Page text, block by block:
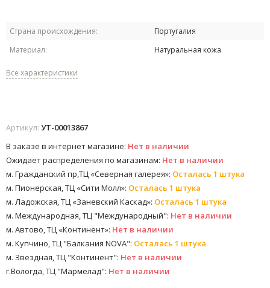
Страна происхождения:
Португалия
Материал:
Натуральная кожа
Все характеристики
Артикул: УТ-00013867
В заказе в интернет магазине: Нет в наличии
Ожидает распределения по магазинам: Нет в наличии
м. Гражданский пр,ТЦ «Северная галерея»: Осталась 1 штука
м. Пионерская, ТЦ «Сити Молл»: Осталась 1 штука
м. Ладожская, ТЦ «Заневский Каскад»: Осталась 1 штука
м. Международная, ТЦ "Международный": Нет в наличии
м. Автово, ТЦ «Континент»: Нет в наличии
м. Купчино, ТЦ "Балкания NOVA": Осталась 1 штука
м. Звездная, ТЦ "Континент": Нет в наличии
г.Вологда, ТЦ "Мармелад": Нет в наличии